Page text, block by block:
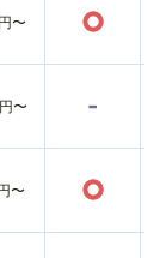
〜 ○
〜 -
〜 ○